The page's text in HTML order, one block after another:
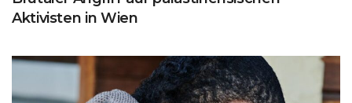
Aktivisten in Wien